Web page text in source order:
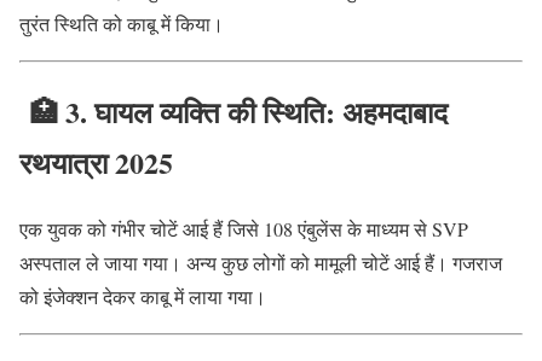
तुरंत स्थिति को काबू में किया।
🏥3. घायल व्यक्ति की स्थिति: अहमदाबाद
रथयात्रा 2025
एक युवक को गंभीर चोटें आई हैं जिसे 108 एंबुलेंस के माध्यम से SVP
अस्पताल ले जाया गया। अन्य कुछ लोगों को मामूली चोटें आई हैं। गजराज
को इंजेक्शन देकर काबू में लाया गया।